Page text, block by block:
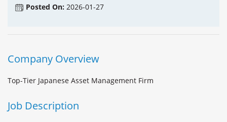
Posted On: 2026-01-27
Company Overview
Top-Tier Japanese Asset Management Firm
Job Description